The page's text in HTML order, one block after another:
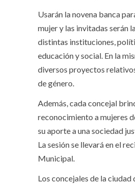
Usarán la novena banca
mujer y las invitadas serán
distintas instituciones,
educación y social. En la
diversos proyectos
de género.
Además, cada concejal
reconocimiento a mujeres
su aporte a una sociedad
La sesión se llevará en el
Municipal.
Los concejales de la ciudad